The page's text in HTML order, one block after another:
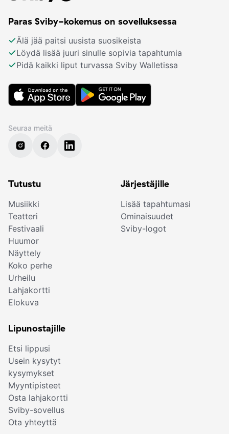
Paras Sviby-kokemus on sovelluksessa
Älä jää paitsi uusista suosikeista
Löydä lisää juuri sinulle sopivia tapahtumia
Pidä kaikki liput turvassa Sviby Walletissa
Seuraa meitä
Tutustu
Musiikki
Teatteri
Festivaali
Huumor
Näyttely
Koko perhe
Urheilu
Lahjakortti
Elokuva
Järjestäjille
Lisää tapahtumasi
Ominaisuudet
Sviby-logot
Lipunostajille
Etsi lippusi
Usein kysytyt
kysymykset
Myyntipisteet
Osta lahjakortti
Sviby-sovellus
Ota yhteyttä